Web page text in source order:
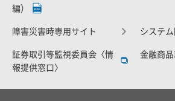
編）
障害災害時専用サイト システ
証券取引等監視委員会〈情
報提供窓口〉
金融商